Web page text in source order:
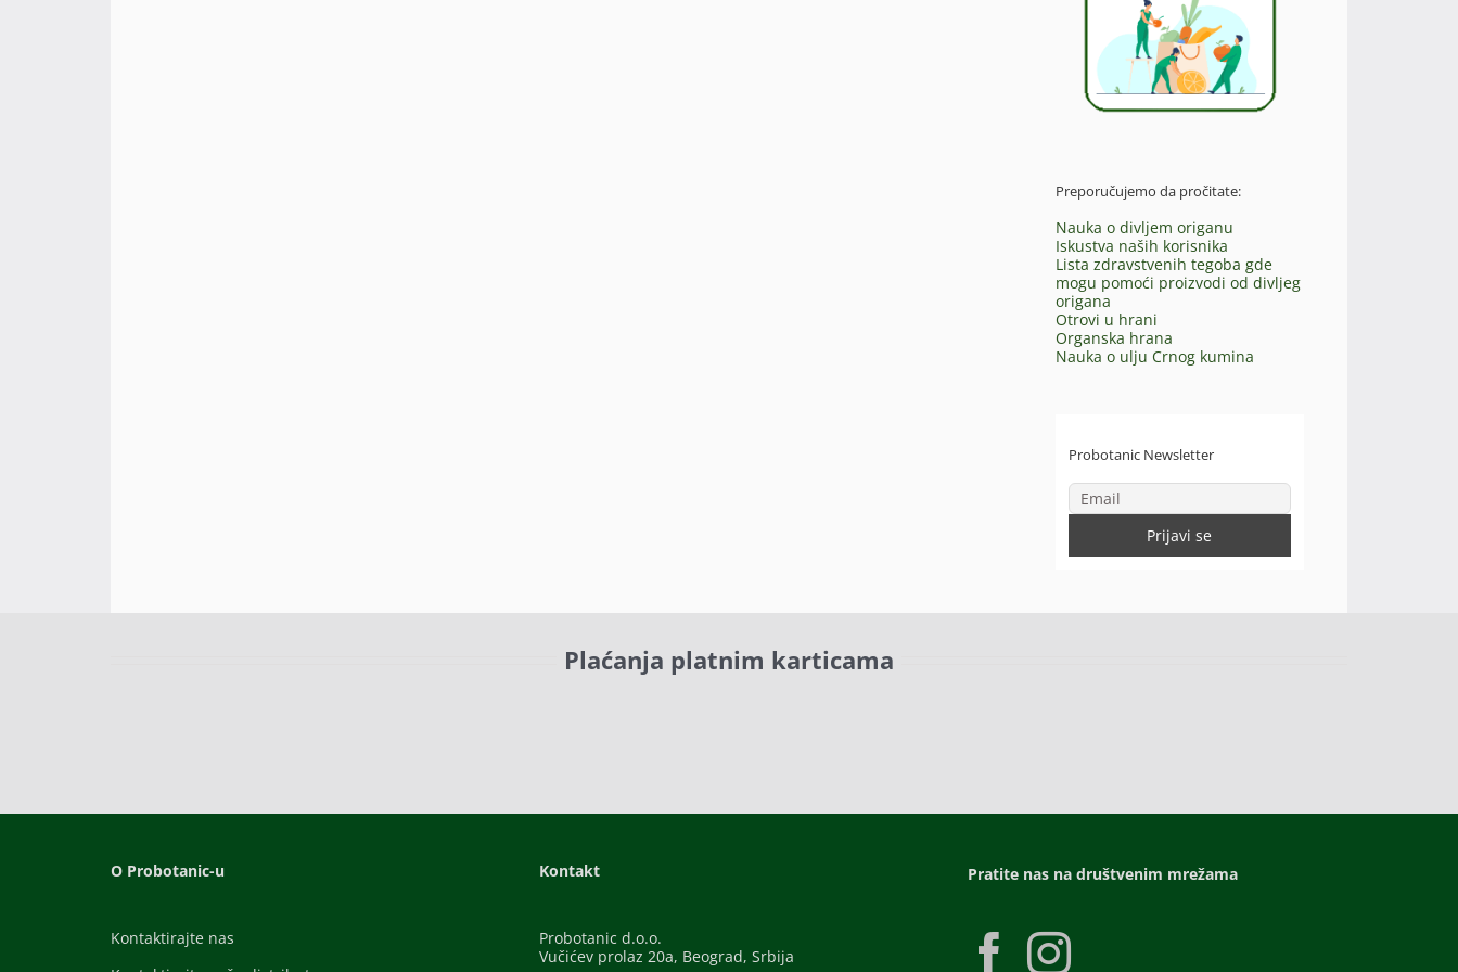
Preporučujemo da pročitate:
Nauka o divljem origanu
Iskustva naših korisnika
Lista zdravstvenih tegoba gde
mogu pomoći proizvodi od divljeg
origana
Otrovi u hrani
Organska hrana
Nauka o ulju Crnog kumina
Probotanic Newsletter
Plaćanja platnim karticama
O Probotanic-u
Kontaktirajte nas
Kontakt
Probotanic d.o.o.
Vučićev prolaz 20a, Beograd, Srbija
Pratite nas na društvenim mrežama